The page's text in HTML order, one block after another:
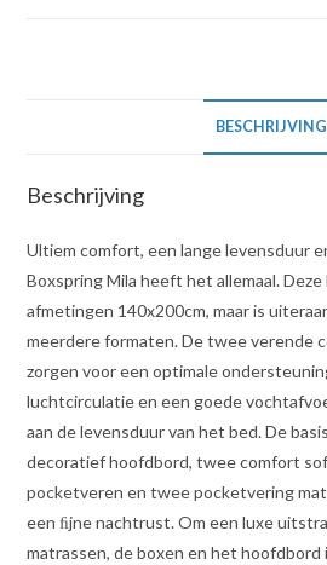
BESCHRIJVING
Beschrijving
Ultiem comfort, een lange levensduur
Boxspring Mila heeft het allemaal.
afmetingen 140x200cm, maar is
meerdere formaten. De twee verende
zorgen voor een optimale
luchtcirculatie en een goede
aan de levensduur van het bed. De
decoratief hoofdbord, twee comfort
pocketveren en twee pocketvering
een ﬁjne nachtrust. Om een luxe
matrassen, de boxen en het hoofdbord